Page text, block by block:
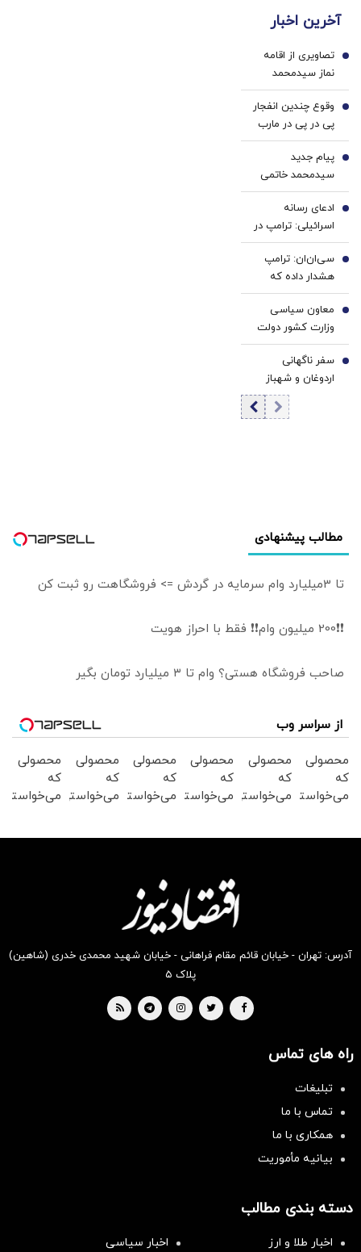
خرید40%تخفیف
جراحی! (تخفیف
امشب)
پزشکی
سفید
کننده
خانگی
آخرین اخبار
تصاویری از اقامه
نماز سیدمحمد
خاتمی بر پیکر
ابوالقاسم قاسم
زاده+ فیلم
1
وقوع چندین انفجار
پی در پی در مارب
یمن
2
پیام جدید
سیدمحمد خاتمی
3
ادعای رسانه
اسرائیلی: ترامپ در
مسیر توافق با ایران
قرار دارد
4
سی‌ان‌ان: ترامپ
هشدار داده که
افشای موجودی
مهمات، آمریکا را
مذاکرات، در
وضعیت ضعیف
نشان می‌دهد |
کمبود سامانه‌های
دفاع هوایی،
متحدان عرب
5
معاون سیاسی
وزارت کشور دولت
اصلاحات: سر باز
زدن از مذاکره‌ جز
بهانه به دشمن
دادن نتیجه‌ای
ندارد/ اگر رفتارهای
6
سفر ناگهانی
اردوغان و شهباز
شریف به عربستان/
در ریاض چه خبر
7
مطالب پیشنهادی
تا 3میلیارد وام سرمایه در گردش => فروشگاهت رو ثبت کن
❗❗200 میلیون وام❗❗ فقط با احراز هویت
صاحب فروشگاه هستی؟ وام تا ۳ میلیارد تومان بگیر
از سراسر وب
محصولی
که
می‌خواستی
محصولی
که
می‌خواستی
محصولی
که
می‌خواستی
بخر !
محصولی
که
می‌خواستی
بخر !
محصولی
که
می‌خواستی
محصولی
که
می‌خواستی
آدرس: تهران - خیابان قائم مقام فراهانی - خیابان شهید محمدی خدری (شاهین)
پلاک ۵
راه های تماس
تبلیغات
تماس با ما
همکاری با ما
بیانیه مأموریت
دسته بندی مطالب
اخبار طلا و ارز
اخبار سیاسی